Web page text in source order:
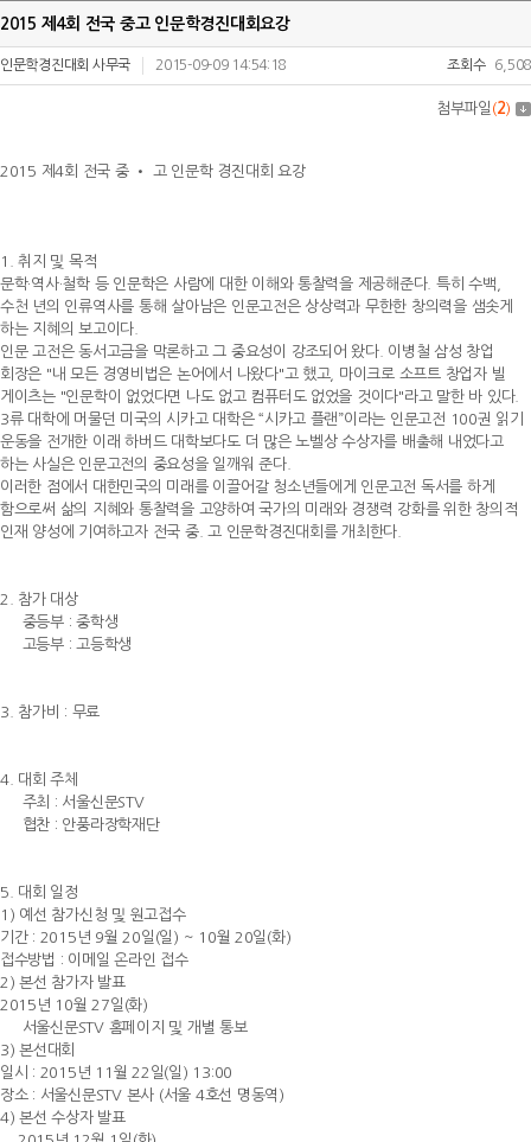
2015 제4회 전국 중고 인문학경진대회요강
인문학경진대회 사무국 2015-09-09 14:54:18 조회수 6,508
첨부파일 (2)
2015 제4회 전국 중 • 고 인문학 경진대회 요강
1. 취지 및 목적
문학·역사·철학 등 인문학은 사람에 대한 이해와 통찰력을 제공해준다. 특히 수백,
수천 년의 인류역사를 통해 살아남은 인문고전은 상상력과 무한한 창의력을 샘솟게
하는 지혜의 보고이다.
인문 고전은 동서고금을 막론하고 그 중요성이 강조되어 왔다. 이병철 삼성 창업
회장은 "내 모든 경영비법은 논어에서 나왔다"고 했고, 마이크로 소프트 창업자 빌
게이츠는 "인문학이 없었다면 나도 없고 컴퓨터도 없었을 것이다"라고 말한 바 있다.
3류 대학에 머물던 미국의 시카고 대학은 “시카고 플랜”이라는 인문고전 100권 읽기
운동을 전개한 이래 하버드 대학보다도 더 많은 노벨상 수상자를 배출해 내었다고
하는 사실은 인문고전의 중요성을 일깨워 준다.
이러한 점에서 대한민국의 미래를 이끌어갈 청소년들에게 인문고전 독서를 하게
함으로써 삶의 지혜와 통찰력을 고양하여 국가의 미래와 경쟁력 강화를 위한 창의적
인재 양성에 기여하고자 전국 중. 고 인문학경진대회를 개최한다.
2. 참가 대상
중등부 : 중학생
고등부 : 고등학생
3. 참가비 : 무료
4. 대회 주체
주최 : 서울신문STV
협찬 : 안풍라장학재단
5. 대회 일정
1) 예선 참가신청 및 원고접수
기간 : 2015년 9월 20일(일) ~ 10월 20일(화)
접수방법 : 이메일 온라인 접수
2) 본선 참가자 발표
2015년 10월 27일(화)
서울신문STV 홈페이지 및 개별 통보
3) 본선대회
일시 : 2015년 11월 22일(일) 13:00
장소 : 서울신문STV 본사 (서울 4호선 명동역)
4) 본선 수상자 발표